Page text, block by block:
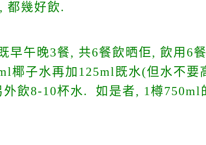
都幾好飲.
早午晚3餐, 共6餐飲晒佢, 飲用6
椰子水再加125ml既水(但水不要
飲8-10杯水. 如是者, 1樽750ml